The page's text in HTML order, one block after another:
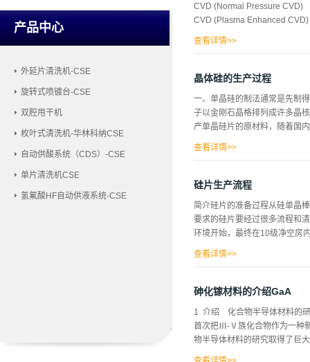
产品中心
外延片清洗机-CSE
旋转式喷镀台-CSE
双腔甩干机
枚叶式清洗机-华林科纳CSE
自动供酸系统（CDS）-CSE
单片清洗机CSE
氢氟酸HF自动供液系统-CSE
间，提高清洗效率和质量。工
空化作用、加速度作用及直进
洗用超声波设备类型中的光学
统、有机溶剂蒸...
CVD (Normal Pressure CVD)
CVD (Plasma Enhanced
腐蚀(etching) （7）光刻胶的
查看详情>>
晶体硅的生产过程
一、单晶硅的制法通常是先制
子以金刚石晶格排列成许多晶
产单晶硅片的原材料，随着国
制的集成电路越多，芯片的成
电路、二极管、外延片衬底、
用于大功率输变电、电力机车
用于集成电路领域。 由于成本
存储器电路通常使用CZ抛光片
查看详情>>
硅片生产流程
简介硅片的准备过程从硅单晶
要求的硅片要经过很多流程和
环境开始，最终在10级净空房
硅片加工的主要的步骤如表1.1
5. 腐蚀6. 背损伤7. ...
查看详情>>
砷化镓材料的介绍GaA
1 介绍 化合物半导体材料的研
首次把Ⅲ-Ⅴ族化合物作为一种
物半导体材料的研究取得了巨